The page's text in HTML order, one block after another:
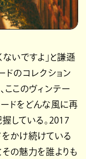
いですよ」と謙遜
ドのコレクション
ここのヴィンテー
ドをどんな風に再
している。2017
かけ続けている
の魅力を誰よりも